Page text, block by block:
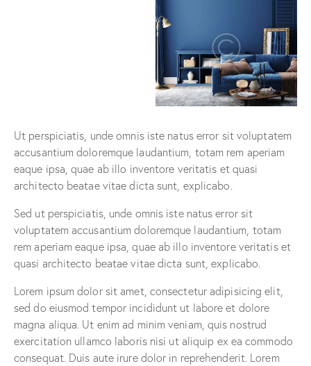
Ut perspiciatis, unde omnis iste natus error sit voluptatem
accusantium doloremque laudantium, totam rem aperiam
eaque ipsa, quae ab illo inventore veritatis et quasi
architecto beatae vitae dicta sunt, explicabo.
Sed ut perspiciatis, unde omnis iste natus error sit
voluptatem accusantium doloremque laudantium, totam
rem aperiam eaque ipsa, quae ab illo inventore veritatis et
quasi architecto beatae vitae dicta sunt, explicabo.
Lorem ipsum dolor sit amet, consectetur adipisicing elit,
sed do eiusmod tempor incididunt ut labore et dolore
magna aliqua. Ut enim ad minim veniam, quis nostrud
exercitation ullamco laboris nisi ut aliquip ex ea commodo
consequat. Duis aute irure dolor in reprehenderit. Lorem